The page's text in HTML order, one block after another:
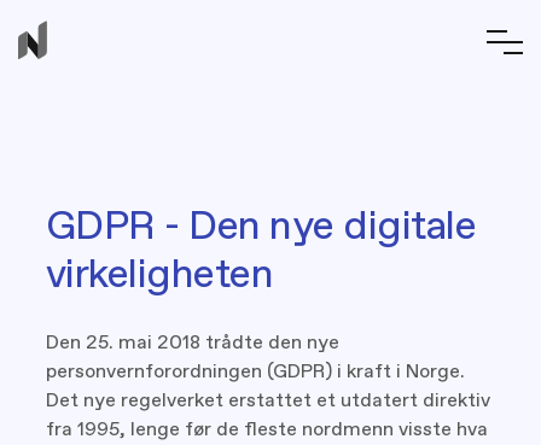
GDPR - Den nye digitale
virkeligheten
Den 25. mai 2018 trådte den nye
personvernforordningen (GDPR) i kraft i Norge.
Det nye regelverket erstattet et utdatert direktiv
fra 1995, lenge før de fleste nordmenn visste hva